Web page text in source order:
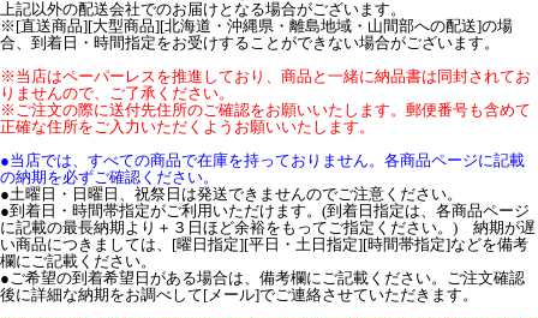
上記以外の配送会社でのお届けとなる場合がございます。
※[直送商品][大型商品][北海道・沖縄県・離島地域・山間部への配送]の場
合、到着日・時間指定をお受けすることができない場合がございます。
※当店はペーパーレスを推進しており、商品と一緒に納品書は同封されてお
りませんので、ご了承ください。
※ご注文の際に送付先住所のご確認をお願いいたします。郵便番号も含めて
正確な住所をご入力いただくようお願いいたします。
●当店では、すべての商品で在庫を持っておりません。各商品ページに記載
の納期を必ずご確認ください。
●土曜日・日曜日、祝祭日は発送できませんのでご注意ください。
●到着日・時間帯指定がご利用いただけます。(到着日指定は、各商品ページ
に記載の最長納期より＋３日ほど余裕をもってご指定ください。) 納期が遅
い商品につきましては、[曜日指定][平日・土日指定][時間帯指定]などを備考
欄にご記載ください。
●ご希望の到着希望日がある場合は、備考欄にご記載ください。ご注文確認
後に詳細な納期をお調べして[メール]でご連絡させていただきます。